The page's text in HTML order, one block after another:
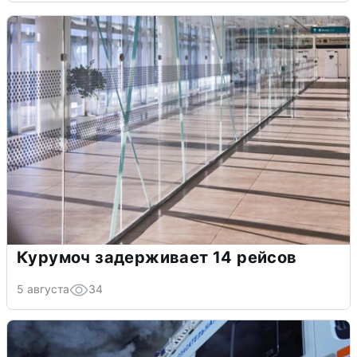
Курумоч задерживает 14 рейсов
5 августа 34